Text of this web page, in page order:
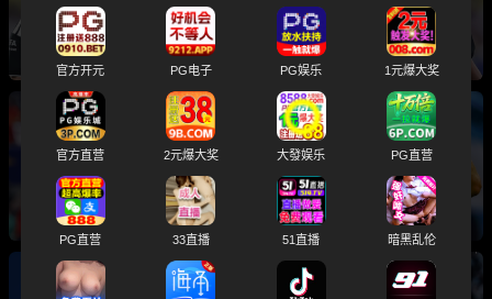
入选世界杯总决赛主裁判引发球迷热议
2026世界杯总决赛前瞻分析 卫冕冠军阿根廷与
西班牙将上演巅峰之战
官方开元 PG电子 PG娱乐 1元爆大奖
官方直营 2元爆大奖 大發娱乐 PG直营
PG直营 33直播 51直播 暗黑乱伦